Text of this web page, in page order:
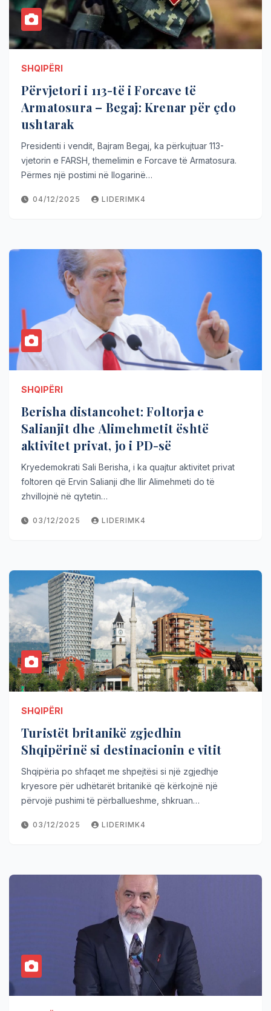
SHQIPËRI
Përvjetori i 113-të i Forcave të
Armatosura – Begaj: Krenar për çdo
ushtarak
Presidenti i vendit, Bajram Begaj, ka përkujtuar 113-
vjetorin e FARSH, themelimin e Forcave të Armatosura.
Përmes një postimi në llogarinë…
04/12/2025 LIDERIMK4
SHQIPËRI
Berisha distancohet: Foltorja e
Salianjit dhe Alimehmetit është
aktivitet privat, jo i PD-së
Kryedemokrati Sali Berisha, i ka quajtur aktivitet privat
foltoren që Ervin Salianji dhe Ilir Alimehmeti do të
zhvillojnë në qytetin…
03/12/2025 LIDERIMK4
SHQIPËRI
Turistët britanikë zgjedhin
Shqipërinë si destinacionin e vitit
Shqipëria po shfaqet me shpejtësi si një zgjedhje
kryesore për udhëtarët britanikë që kërkojnë një
përvojë pushimi të përballueshme, shkruan…
03/12/2025 LIDERIMK4